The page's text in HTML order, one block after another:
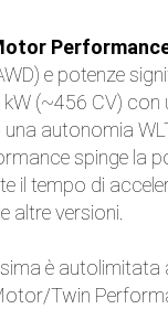
e potenze
(~456 CV)
una autonomia
spinge la
il tempo di
altre versioni.
è
Twin